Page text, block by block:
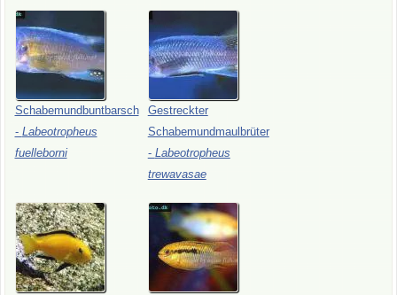
Schabemundbuntbarsch
- Labeotropheus
fuelleborni
Gestreckter
Schabemundmaulbrüter
- Labeotropheus
trewavasae